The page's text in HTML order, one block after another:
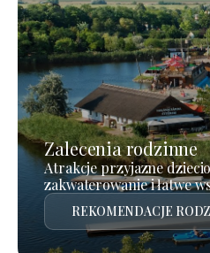
Zalecenia rodzinne
Atrakcje przyjazne
zakwaterowanie i łatwe
REKOMENDACJE